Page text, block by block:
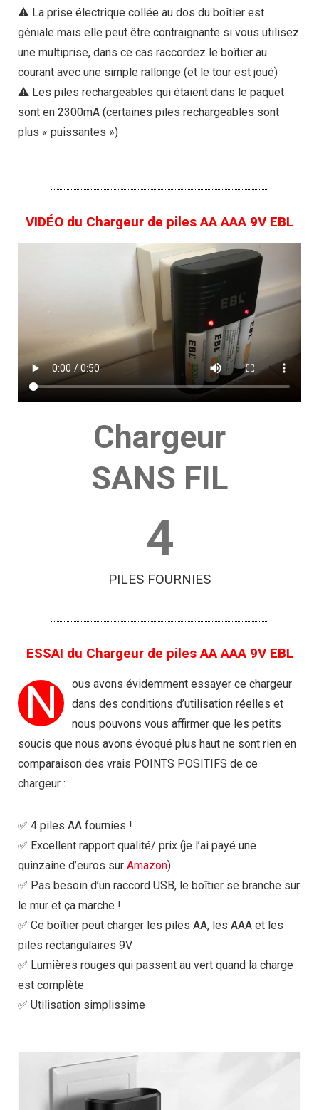
⚠️ La prise électrique collée au dos du boîtier est
géniale mais elle peut être contraignante si vous utilisez
une multiprise, dans ce cas raccordez le boîtier au
courant avec une simple rallonge (et le tour est joué)
⚠️ Les piles rechargeables qui étaient dans le paquet
sont en 2300mA (certaines piles rechargeables sont
plus « puissantes »)
VIDÉO du Chargeur de piles AA AAA 9V EBL
Chargeur
SANS FIL
4
PILES FOURNIES
ESSAI du Chargeur de piles AA AAA 9V EBL
N
ous avons évidemment essayer ce chargeur
dans des conditions d’utilisation réelles et
nous pouvons vous affirmer que les petits
soucis que nous avons évoqué plus haut ne sont rien en
comparaison des vrais POINTS POSITIFS de ce
chargeur :
✅ 4 piles AA fournies !
✅ Excellent rapport qualité/ prix (je l’ai payé une
quinzaine d’euros sur Amazon)
✅ Pas besoin d’un raccord USB, le boîtier se branche sur
le mur et ça marche !
✅ Ce boîtier peut charger les piles AA, les AAA et les
piles rectangulaires 9V
✅ Lumières rouges qui passent au vert quand la charge
est complète
✅ Utilisation simplissime